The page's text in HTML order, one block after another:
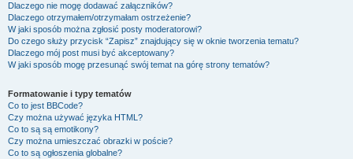
Dlaczego nie mogę dodawać załączników?
Dlaczego otrzymałem/otrzymałam ostrzeżenie?
W jaki sposób można zgłosić posty moderatorowi?
Do czego służy przycisk “Zapisz” znajdujący się w oknie tworzenia tematu?
Dlaczego mój post musi być akceptowany?
W jaki sposób mogę przesunąć swój temat na górę strony tematów?
Formatowanie i typy tematów
Co to jest BBCode?
Czy można używać języka HTML?
Co to są są emotikony?
Czy można umieszczać obrazki w poście?
Co to są ogłoszenia globalne?